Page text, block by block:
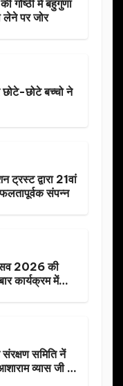
गोष्ठी में बहुगुणा
लेने पर जोर
छोटे बच्चो ने
ट्रस्ट द्वारा 21वां
संपन्न
2026 की
कार्यक्रम में
समिति नें
व्यास जी के